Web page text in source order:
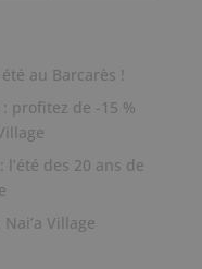
au Barcarès !
profitez de -15 %
des 20 ans de
Village